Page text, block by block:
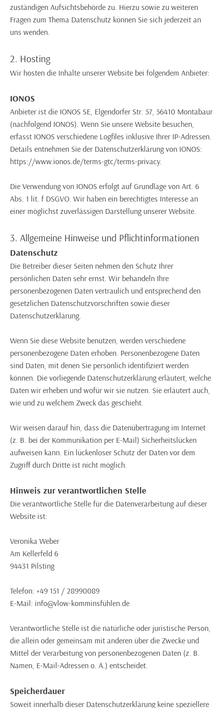
zuständigen Aufsichtsbehörde zu. Hierzu sowie zu weiteren
Fragen zum Thema Datenschutz können Sie sich jederzeit an
uns wenden.
2. Hosting
Wir hosten die Inhalte unserer Website bei folgendem Anbieter:
IONOS
Anbieter ist die IONOS SE, Elgendorfer Str. 57, 56410 Montabaur
(nachfolgend IONOS). Wenn Sie unsere Website besuchen,
erfasst IONOS verschiedene Logfiles inklusive Ihrer IP-Adressen.
Details entnehmen Sie der Datenschutzerklärung von IONOS:
https://www.ionos.de/terms-gtc/terms-privacy.
Die Verwendung von IONOS erfolgt auf Grundlage von Art. 6
Abs. 1 lit. f DSGVO. Wir haben ein berechtigtes Interesse an
einer möglichst zuverlässigen Darstellung unserer Website.
3. Allgemeine Hinweise und Pflichtinformationen
Datenschutz
Die Betreiber dieser Seiten nehmen den Schutz Ihrer
persönlichen Daten sehr ernst. Wir behandeln Ihre
personenbezogenen Daten vertraulich und entsprechend den
gesetzlichen Datenschutzvorschriften sowie dieser
Datenschutzerklärung.
Wenn Sie diese Website benutzen, werden verschiedene
personenbezogene Daten erhoben. Personenbezogene Daten
sind Daten, mit denen Sie persönlich identifiziert werden
können. Die vorliegende Datenschutzerklärung erläutert, welche
Daten wir erheben und wofür wir sie nutzen. Sie erläutert auch,
wie und zu welchem Zweck das geschieht.
Wir weisen darauf hin, dass die Datenübertragung im Internet
(z. B. bei der Kommunikation per E-Mail) Sicherheitslücken
aufweisen kann. Ein lückenloser Schutz der Daten vor dem
Zugriff durch Dritte ist nicht möglich.
Hinweis zur verantwortlichen Stelle
Die verantwortliche Stelle für die Datenverarbeitung auf dieser
Website ist:
Veronika Weber
Am Kellerfeld 6
94431 Pilsting
Telefon: +49 151 / 28990089
E-Mail: info@vlow-komminsfühlen.de
Verantwortliche Stelle ist die natürliche oder juristische Person,
die allein oder gemeinsam mit anderen über die Zwecke und
Mittel der Verarbeitung von personenbezogenen Daten (z. B.
Namen, E-Mail-Adressen o. Ä.) entscheidet.
Speicherdauer
Soweit innerhalb dieser Datenschutzerklärung keine speziellere